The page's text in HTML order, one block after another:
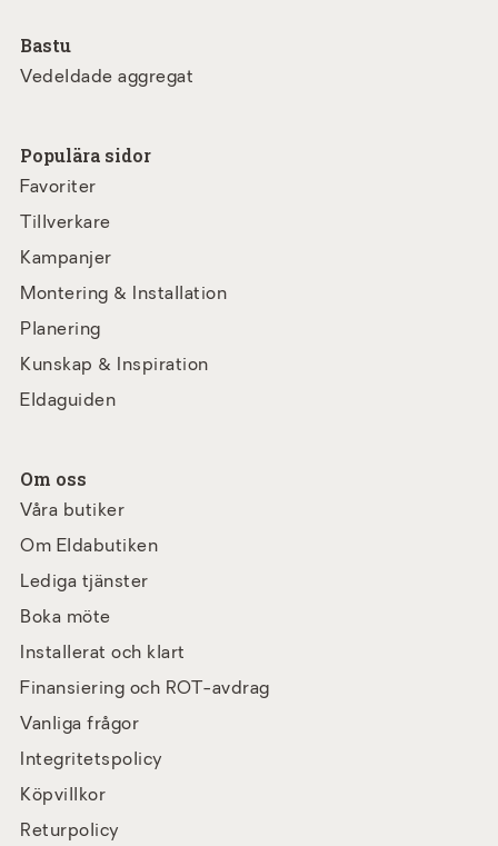
Bastu
Vedeldade aggregat
Populära sidor
Favoriter
Tillverkare
Kampanjer
Montering & Installation
Planering
Kunskap & Inspiration
Eldaguiden
Om oss
Våra butiker
Om Eldabutiken
Lediga tjänster
Boka möte
Installerat och klart
Finansiering och ROT-avdrag
Vanliga frågor
Integritetspolicy
Köpvillkor
Returpolicy